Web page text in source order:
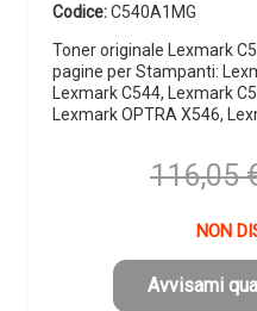
Codice:C540A1MG
Toner originale Lexmark
pagine per Stampanti:
Lexmark C544, Lexmark
Lexmark OPTRA X546,
116,05
NON
Avvisami